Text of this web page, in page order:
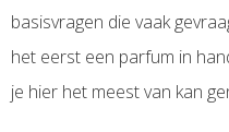
basisvragen die vaak
het eerst een parfum in
je hier het meest van kan